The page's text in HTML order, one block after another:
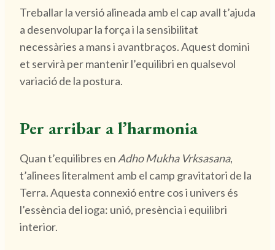
Treballar la versió alineada amb el cap avall t’ajuda
a desenvolupar la força i la sensibilitat
necessàries a mans i avantbraços. Aquest domini
et servirà per mantenir l’equilibri en qualsevol
variació de la postura.
Per arribar a l’harmonia
Quan t’equilibres en Adho Mukha Vrksasana,
t’alinees literalment amb el camp gravitatori de la
Terra. Aquesta connexió entre cos i univers és
l’essència del ioga: unió, presència i equilibri
interior.